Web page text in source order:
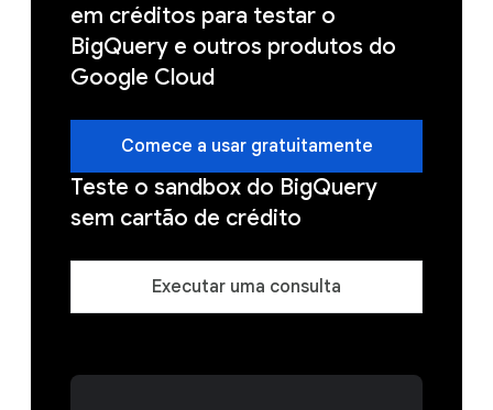
em créditos para testar o
BigQuery e outros produtos do
Google Cloud
Comece a usar gratuitamente
Teste o sandbox do BigQuery
sem cartão de crédito
Executar uma consulta